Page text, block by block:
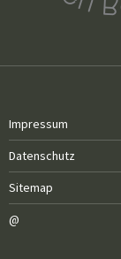
Impressum
Datenschutz
Sitemap
@